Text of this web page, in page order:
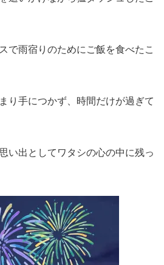
で雨宿りのためにご飯を食べたこ
り手につかず、時間だけが過ぎて
い出としてワタシの心の中に残っ